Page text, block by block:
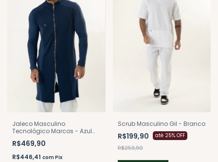
Jaleco Masculino
Tecnológico Marcos - Azul
R$469,90
R$446,41 comPix
Scrub Masculino Gil - Branco
R$199,90 até 25% OFF
R$259,90